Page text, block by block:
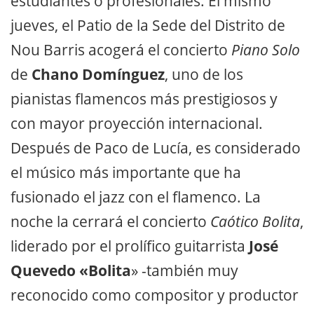
jueves, el Patio de la Sede del Distrito de
Nou Barris acogerá el concierto Piano Solo
de Chano Domínguez, uno de los
pianistas flamencos más prestigiosos y
con mayor proyección internacional.
Después de Paco de Lucía, es considerado
el músico más importante que ha
fusionado el jazz con el flamenco. La
noche la cerrará el concierto Caótico Bolita,
liderado por el prolífico guitarrista José
Quevedo «Bolita» -también muy
reconocido como compositor y productor